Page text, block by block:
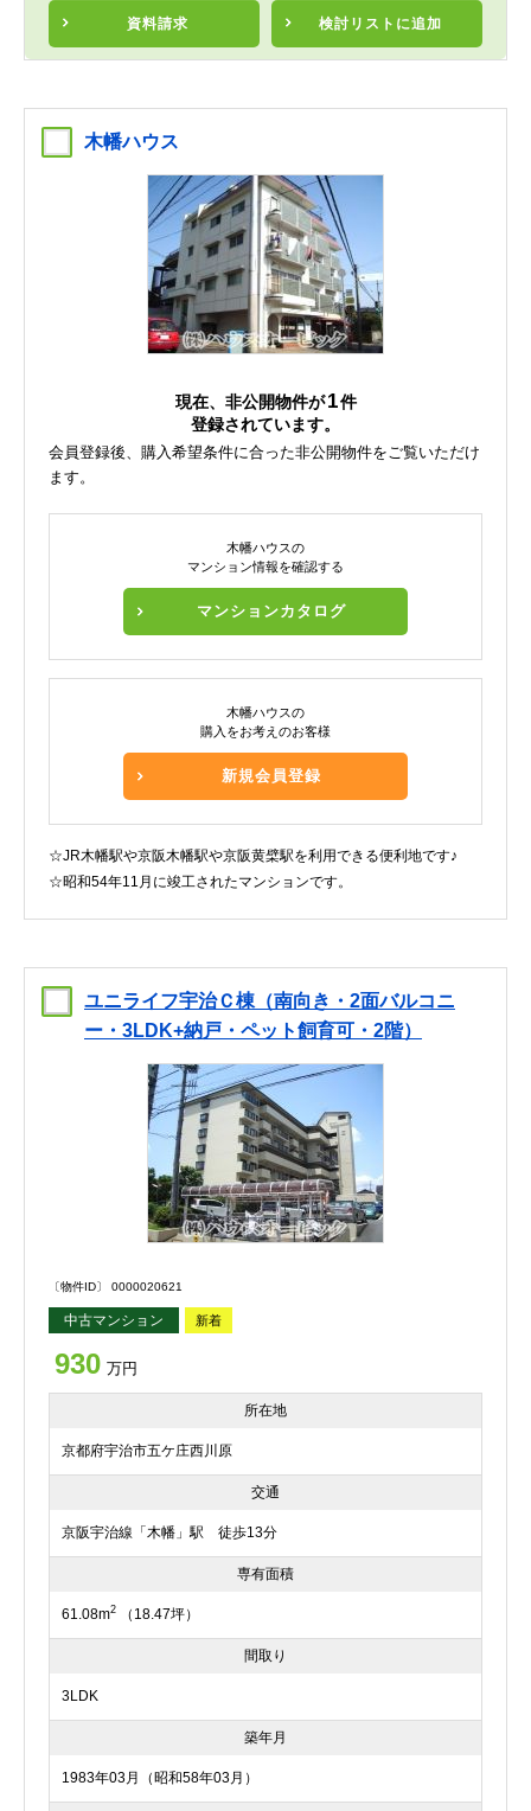
資料請求 検討リスト に追加
木幡ハウス
現在、非公開物件が 1件
登録されています。
会員登録後、購入希望条件に合った非公開物件をご覧いただけ
ます。
木幡ハウスの
マンション情報を確認する
マンションカタログ
木幡ハウスの
購入をお考えのお客様
新規会員登録
☆JR木幡駅や京阪木幡駅や京阪黄檗駅を利用できる便利地です♪
☆昭和54年11月に竣工されたマンションです。
ユニライフ宇治Ｃ棟（南向き・2面バルコニ
ー・3LDK+納戸・ペット飼育可・2階）
〔物件ID〕 0000020621
中古マンション 新着
930 万円
所在地
京都府宇治市五ケ庄西川原
交通
京阪宇治線「木幡」駅 徒歩13分
専有面積
61.08m2 （18.47坪）
間取り
3LDK
築年月
1983年03月（昭和58年03月）